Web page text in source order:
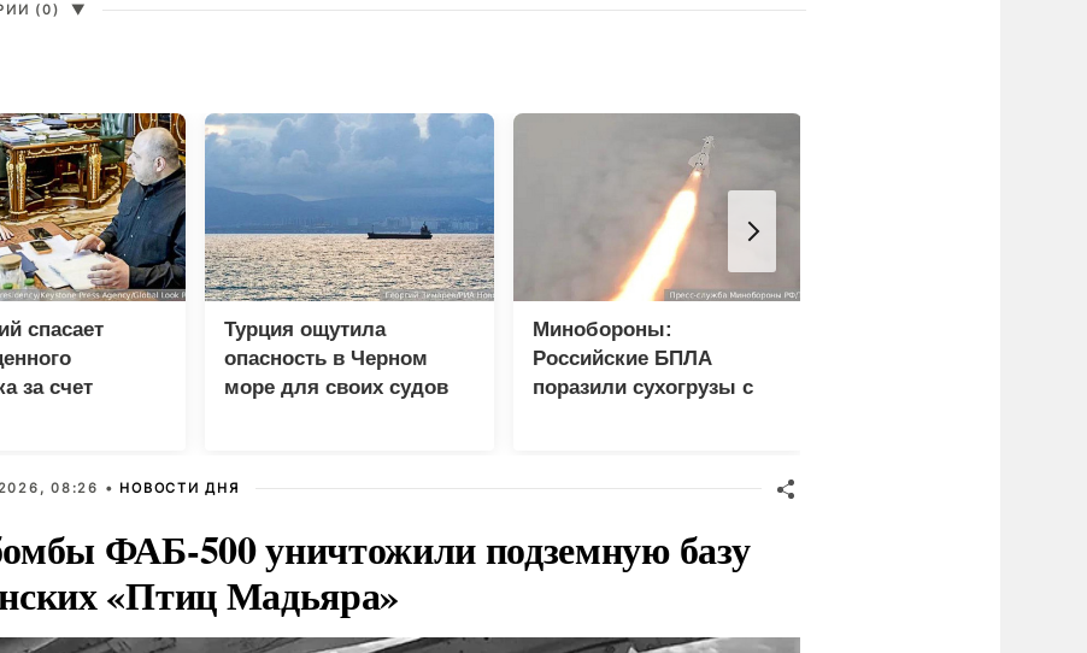
(0) ▼
спасает
за счет
Турция ощутила
опасность в Черном
море для своих судов
Минобороны:
Российские БПЛА
поразили сухогрузы с
08:26 • НОВОСТИ ДНЯ
ФАБ-500 уничтожили подземную базу
«Птиц Мадьяра»